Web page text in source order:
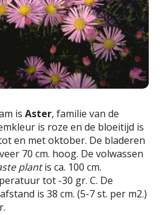
is Aster, familie van de
is roze en de bloeitijd is
en met oktober. De bladeren
70 cm. hoog. De volwassen
plantis ca. 100 cm.
tot -30 gr. C. De
is 38 cm. (5-7 st. per m2.)